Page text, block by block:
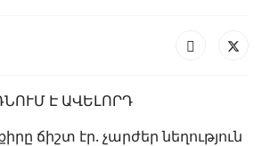
ճիշտ էր. չարժեր նեղություն